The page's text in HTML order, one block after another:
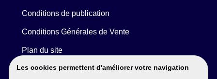
Les cookies permettent d'améliorer votre navigation
Conditions de publication
Conditions Générales de Vente
Plan du site